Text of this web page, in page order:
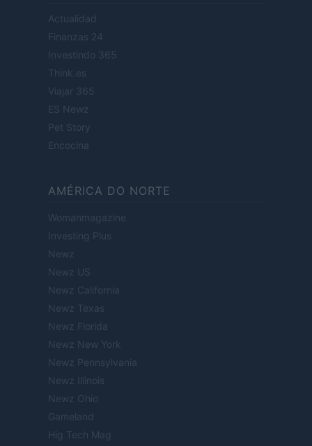
Actualidad
Finanzas 24
Investindo 365
Think.es
Viajar 365
ES Newz
Pet Story
Encocina
AMÉRICA DO NORTE
Womanmagazine
Investing Plus
Newz
Newz US
Newz California
Newz Texas
Newz Florida
Newz New York
Newz Pennsylvania
Newz Illinois
Newz Ohio
Gameland
Hig Tech Mag